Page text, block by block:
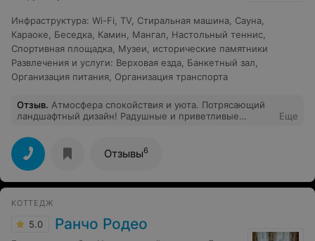
Инфраструктура: Wi-Fi TV Стиральная машина Сауна
Караоке
Беседка Камин Мангал Настольный теннис
Спортивная площадка Музеи, исторические памятники
Развлечения и услуги: Верховая езда Банкетный зал
Организация питания Организация транспорта
Отзыв. Атмосфера спокойствия и уюта. Потрясающий
ландшафтный дизайн! Радушные и приветливые
светлые номера. Прекрасное место для отдыха!
Находишься как в сказке!
Еще
Отзывы6
КОТТЕДЖ
5.0 Ранчо Родео